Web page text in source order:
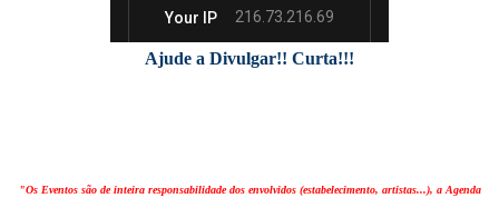
Ajude a Divulgar!! Curta!!!
"Os Eventos são de inteira responsabilidade dos envolvidos (estabelecimento, artistas...), a Agenda